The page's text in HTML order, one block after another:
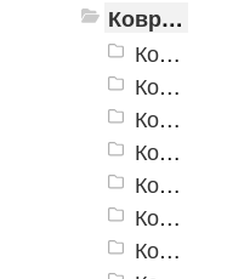
Коврики для ванн «V-Line»
Коврики для ванн «V-Line» OV3
Коврики для ванн «V-Line» OV5
Коврики для ванн «V-Line» 6153
Коврики для ванн «V-Line» 6153VT
Коврики для ванн «V-Line» 6344 R
Коврики для ванн «V-Line» 6637
Коврики для ванн «V-Line» 6637 BG